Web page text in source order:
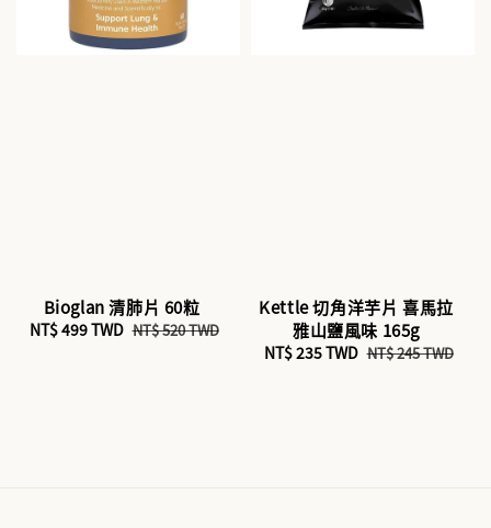
Bioglan 清肺片 60粒
Sale
NT$ 499 TWD Regular
NT$ 520 TWD
Kettle 切角洋芋片 喜馬拉
雅山鹽風味 165g
Sale
NT$ 235 TWD Regular
NT$ 245 TWD